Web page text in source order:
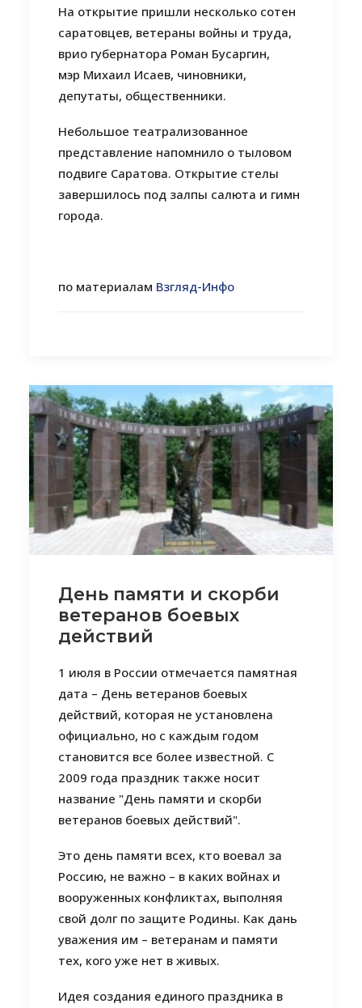
На открытие пришли несколько сотен
саратовцев, ветераны войны и труда,
врио губернатора Роман Бусаргин,
мэр Михаил Исаев, чиновники,
депутаты, общественники.
Небольшое театрализованное
представление напомнило о тыловом
подвиге Саратова. Открытие стелы
завершилось под залпы салюта и гимн
города.
по материалам Взгляд-Инфо
День памяти и скорби
ветеранов боевых
действий
1 июля в России отмечается памятная
дата – День ветеранов боевых
действий, которая не установлена
официально, но с каждым годом
становится все более известной. С
2009 года праздник также носит
название "День памяти и скорби
ветеранов боевых действий".
Это день памяти всех, кто воевал за
Россию, не важно – в каких войнах и
вооруженных конфликтах, выполняя
свой долг по защите Родины. Как дань
уважения им – ветеранам и памяти
тех, кого уже нет в живых.
Идея создания единого праздника в